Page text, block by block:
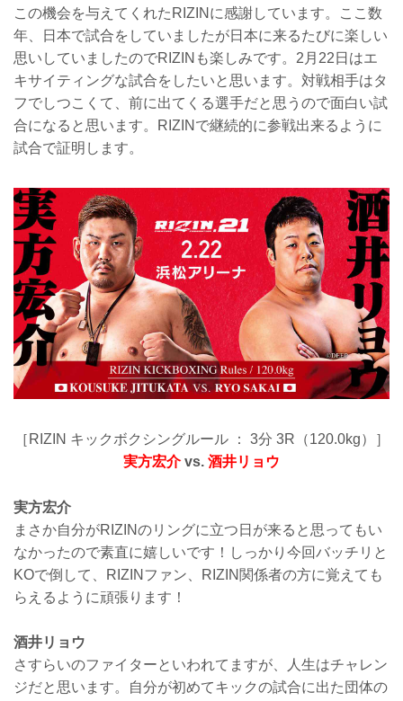
この機会を与えてくれたRIZINに感謝しています。ここ数
年、日本で試合をしていましたが日本に来るたびに楽しい
思いしていましたのでRIZINも楽しみです。2月22日はエ
キサイティングな試合をしたいと思います。対戦相手はタ
フでしつこくて、前に出てくる選手だと思うので面白い試
合になると思います。RIZINで継続的に参戦出来るように
試合で証明します。
［RIZIN キックボクシングルール ： 3分 3R（120.0kg）］
実方宏介vs. 酒井リョウ
実方宏介
まさか自分がRIZINのリングに立つ日が来ると思ってもい
なかったので素直に嬉しいです！しっかり今回バッチリと
KOで倒して、RIZINファン、RIZIN関係者の方に覚えても
らえるように頑張ります！
酒井リョウ
さすらいのファイターといわれてますが、人生はチャレン
ジだと思います。自分が初めてキックの試合に出た団体の